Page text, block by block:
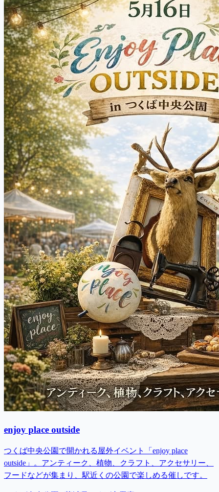
enjoy place outside
つくば中央公園で開かれる屋外イベント「enjoy place
outside」。アンティーク、植物、クラフト、アクセサリー、
フードなどが集まり、駅近くの公園で楽しめる催しです。